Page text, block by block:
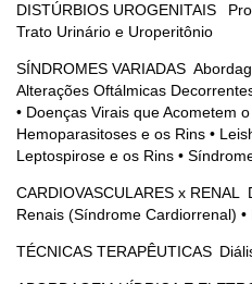
DISTÚRBIOS UROGENITAIS
Trato Urinário e Uroperitônio
SÍNDROMES VARIADAS
Alterações Oftálmicas
• Doenças Virais queAcometem o
Hemoparasitoses e os Rins •
Leptospirose e os Rins •
CARDIOVASCULARES x RENAL
Renais (Síndrome Cardiorrenal)
TÉCNICAS TERAPÊUTICAS